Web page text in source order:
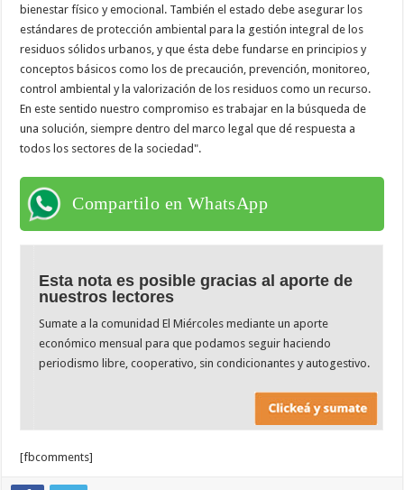
bienestar físico y emocional. También el estado debe asegurar los
estándares de protección ambiental para la gestión integral de los
residuos sólidos urbanos, y que ésta debe fundarse en principios y
conceptos básicos como los de precaución, prevención, monitoreo,
control ambiental y la valorización de los residuos como un recurso.
En este sentido nuestro compromiso es trabajar en la búsqueda de
una solución, siempre dentro del marco legal que dé respuesta a
todos los sectores de la sociedad".
Compartilo en WhatsApp
Esta nota es posible gracias al aporte de
nuestros lectores
Sumate a la comunidad El Miércoles mediante un aporte
económico mensual para que podamos seguir haciendo
periodismo libre, cooperativo, sin condicionantes y autogestivo.
[fbcomments]